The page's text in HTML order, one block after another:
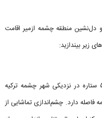
دل‌نشین منطقه چشمه ازمیر اقامت
زیر بیندازید:
On'Live Hotel: یکی از هتل‌های ۵ ستاره در نزدیکی شهر چشمه ترکیه
قلعه چشمه فاصله دارد. چشم‌اندازی تماشایی از